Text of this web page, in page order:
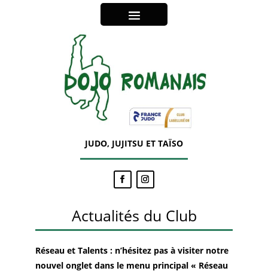
JUDO, JUJITSU ET TAÏSO
Actualités du Club
Réseau et Talents : n’hésitez pas à visiter notre
nouvel onglet dans le menu principal « Réseau